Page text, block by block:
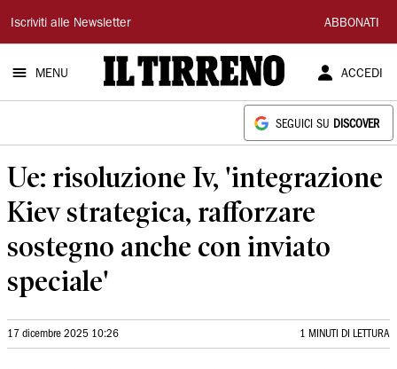
Il
Tirreno
Iscriviti alle Newsletter ABBONATI
MENU ACCEDI
SEGUICI SU DISCOVER
Ue: risoluzione Iv, 'integrazione
Kiev strategica, rafforzare
sostegno anche con inviato
speciale'
17 dicembre 2025 10:26 1 MINUTI DI LETTURA